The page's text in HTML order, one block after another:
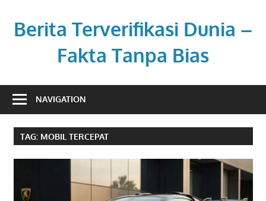
contentBerita Terverifikasi Dunia –
Fakta Tanpa Bias
profesional,
berimbang.
NAVIGATION
TAG: MOBIL TERCEPAT